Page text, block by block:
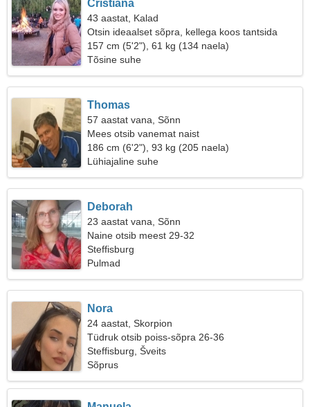
Cristiana
43 aastat, Kalad
Otsin ideaalset sõpra, kellega koos tantsida
157 cm (5'2"), 61 kg (134 naela)
Tõsine suhe
Thomas
57 aastat vana, Sõnn
Mees otsib vanemat naist
186 cm (6'2"), 93 kg (205 naela)
Lühiajaline suhe
Deborah
23 aastat vana, Sõnn
Naine otsib meest 29-32
Steffisburg
Pulmad
Nora
24 aastat, Skorpion
Tüdruk otsib poiss-sõpra 26-36
Steffisburg, Šveits
Sõprus